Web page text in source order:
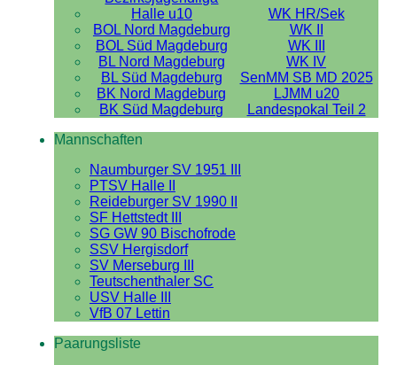
Halle u10
WK HR/Sek
BOL Nord Magdeburg
WK II
BOL Süd Magdeburg
WK III
BL Nord Magdeburg
WK IV
BL Süd Magdeburg
SenMM SB MD 2025
BK Nord Magdeburg
LJMM u20
BK Süd Magdeburg
Landespokal Teil 2
Mannschaften
Naumburger SV 1951 III
PTSV Halle II
Reideburger SV 1990 II
SF Hettstedt III
SG GW 90 Bischofrode
SSV Hergisdorf
SV Merseburg III
Teutschenthaler SC
USV Halle III
VfB 07 Lettin
Paarungsliste